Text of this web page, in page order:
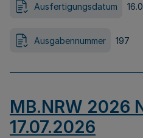
Ausfertigungsdatum
Ausgabennummer 197
MB.NRW 2026
17.07.2026